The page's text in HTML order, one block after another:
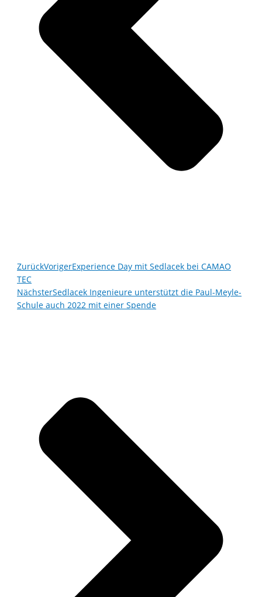
ZurückVorigerExperience Day mit Sedlacek bei CAMAO
TEC
NächsterSedlacek Ingenieure unterstützt die Paul-Meyle-
Schule auch 2022 mit einer Spende